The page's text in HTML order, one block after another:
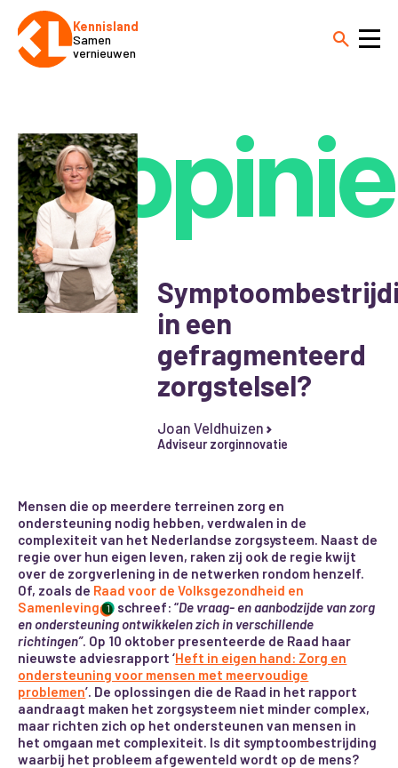
Kennisland
Samen
vernieuwen
opinie
in een
gefragmenteerd
zorgstelsel?
Joan Veldhuizen
Adviseur zorginnovatie
Mensen die op meerdere terreinen zorg en
ondersteuning nodig hebben, verdwalen in de
complexiteit van het Nederlandse zorgsysteem. Naast de
regie over hun eigen leven, raken zij ook de regie kwijt
over de zorgverlening in de netwerken rondom henzelf.
Of, zoals de Raad voor de Volksgezondheid en
Samenleving 1 schreef: “De vraag- en aanbodzijde van zorg
en ondersteuning ontwikkelen zich in verschillende
richtingen”. Op 10 oktober presenteerde de Raad haar
nieuwste adviesrapport ‘Heft in eigen hand: Zorg en
ondersteuning voor mensen met meervoudige
problemen’. De oplossingen die de Raad in het rapport
aandraagt maken het zorgsysteem niet minder complex,
maar richten zich op het ondersteunen van mensen in
het omgaan met complexiteit. Is dit symptoombestrijding
waarbij het probleem afgewenteld wordt op de mens?